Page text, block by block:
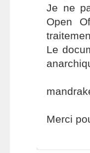
Je ne
Open
Le
Merci